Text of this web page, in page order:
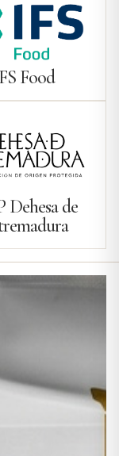
Food
Dehesa de